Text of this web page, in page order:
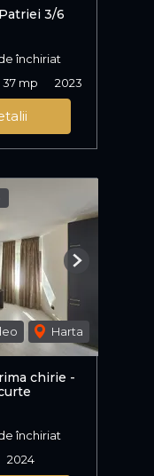
3/6
închiriat
37 mp 2023
Harta
Next
chirie -
închiriat
2024